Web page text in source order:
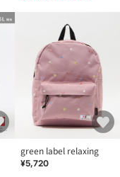
green label relaxing
¥5,720